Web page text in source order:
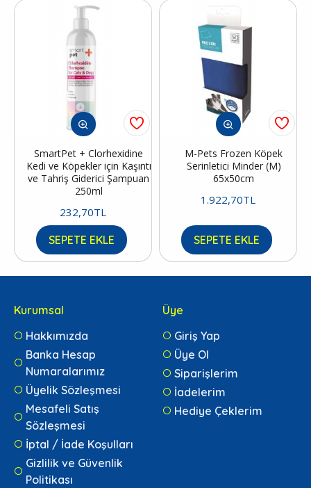
SmartPet + Clorhexidine
Kedi ve Köpekler için Kaşıntı
ve Tahriş Giderici Şampuan
250ml
232,70TL
SEPETE EKLE
M-Pets Frozen Köpek
Serinletici Minder (M)
65x50cm
1.922,70TL
SEPETE EKLE
Kurumsal
Hakkımızda
Banka Hesap
Numaralarımız
Üyelik Sözleşmesi
Mesafeli Satış
Sözleşmesi
İptal / İade Koşulları
Gizlilik ve Güvenlik
Politikası
Üye
Giriş Yap
Üye Ol
Siparişlerim
İadelerim
Hediye Çeklerim